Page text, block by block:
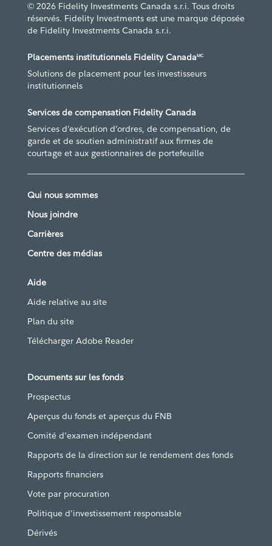
© 2026 Fidelity Investments Canada s.r.i. Tous droits
réservés. Fidelity Investments est une marque déposée
de Fidelity Investments Canada s.r.i.
Placements institutionnels Fidelity CanadaMC
Solutions de placement pour les investisseurs
institutionnels
Services de compensation Fidelity Canada
Services d’exécution d’ordres, de compensation, de
garde et de soutien administratif aux firmes de
courtage et aux gestionnaires de portefeuille
Qui nous sommes
Nous joindre
Carrières
Centre des médias
Aide
Aide relative au site
Plan du site
Télécharger Adobe Reader
Documents sur les fonds
Prospectus
Aperçus du fonds et aperçus du FNB
Comité d'examen indépendant
Rapports de la direction sur le rendement des fonds
Rapports financiers
Vote par procuration
Politique d’investissement responsable
Dérivés